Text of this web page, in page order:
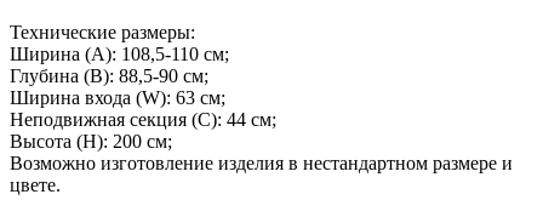
Технические размеры:
Ширина (A): 108,5-110 см;
Глубина (B): 88,5-90 см;
Ширина входа (W): 63 см;
Неподвижная секция (С): 44 см;
Высота (H): 200 см;
Возможно изготовление изделия в нестандартном размере и
цвете.